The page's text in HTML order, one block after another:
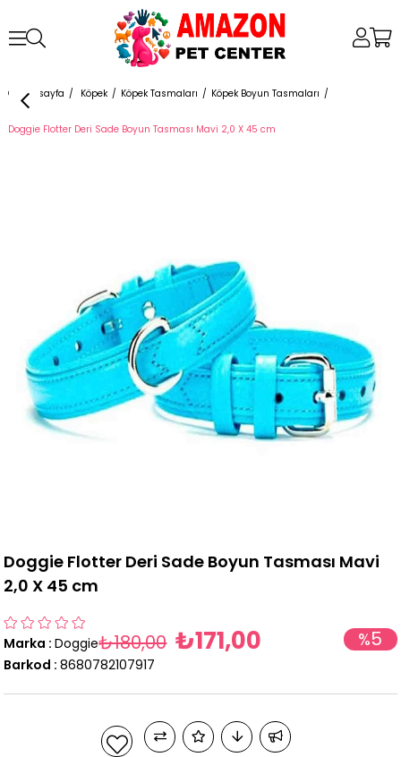
Anasayfa Köpek Köpek Tasmaları Köpek Boyun Tasmaları
Doggie Flotter Deri Sade Boyun Tasması Mavi 2,0 X 45 cm
Doggie Flotter Deri Sade Boyun Tasması Mavi
2,0 X 45 cm
Marka : Doggie %5
₺180,00 ₺171,00
Barkod : 8680782107917